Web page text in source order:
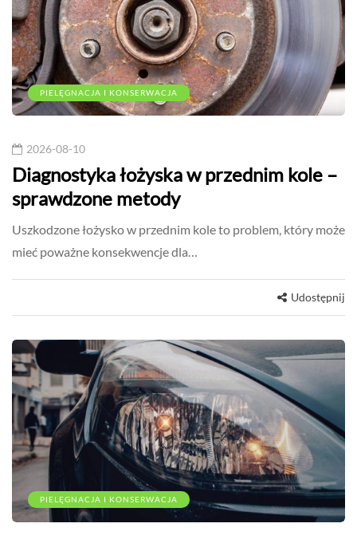
PIELĘGNACJA I KONSERWACJA
2026-08-10
Diagnostyka łożyska w przednim kole –
sprawdzone metody
Uszkodzone łożysko w przednim kole to problem, który może
mieć poważne konsekwencje dla…
Udostępnij
PIELĘGNACJA I KONSERWACJA